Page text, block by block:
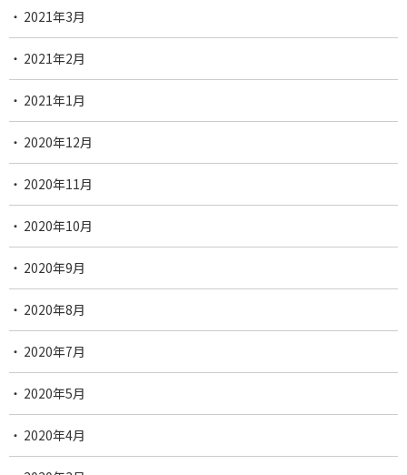
2021年3月
2021年2月
2021年1月
2020年12月
2020年11月
2020年10月
2020年9月
2020年8月
2020年7月
2020年5月
2020年4月